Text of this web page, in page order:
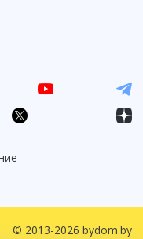
© 2013-2026 bydom.by